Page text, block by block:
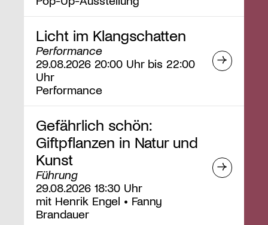
Licht im Klangschatten
Performance
29.08.2026 20:00 Uhr bis 22:00
Uhr
Performance
Gefährlich schön:
Giftpflanzen in Natur und
Kunst
Führung
29.08.2026 18:30 Uhr
mit Henrik Engel • Fanny
Brandauer